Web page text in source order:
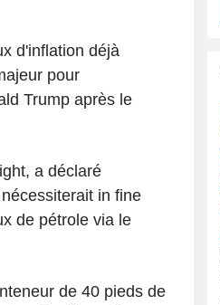
d'inflation déjà
pour
Trump après le
a déclaré
in fine
de pétrole via le
de 40 pieds de